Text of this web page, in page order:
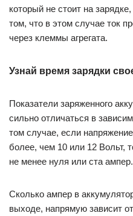
который не стоит на
том, что в этом случае ток
через клеммы агрегата.
Узнай время зарядки
Показатели заряженного
сильно отличаться в
том случае, если
более, чем 10 или 12 Вольт,
не менее нуля или ста ампер.
Сколько ампер в
выходе, напрямую зависит